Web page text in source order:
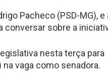
Pacheco (PSD-MG), e
conversar sobre a
nesta terça para
vaga como senadora.